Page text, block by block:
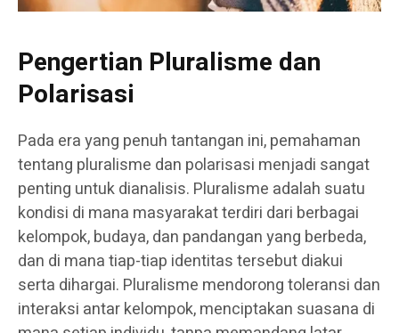
Pengertian Pluralisme dan
Polarisasi
Pada era yang penuh tantangan ini, pemahaman
tentang pluralisme dan polarisasi menjadi sangat
penting untuk dianalisis. Pluralisme adalah suatu
kondisi di mana masyarakat terdiri dari berbagai
kelompok, budaya, dan pandangan yang berbeda,
dan di mana tiap-tiap identitas tersebut diakui
serta dihargai. Pluralisme mendorong toleransi dan
interaksi antar kelompok, menciptakan suasana di